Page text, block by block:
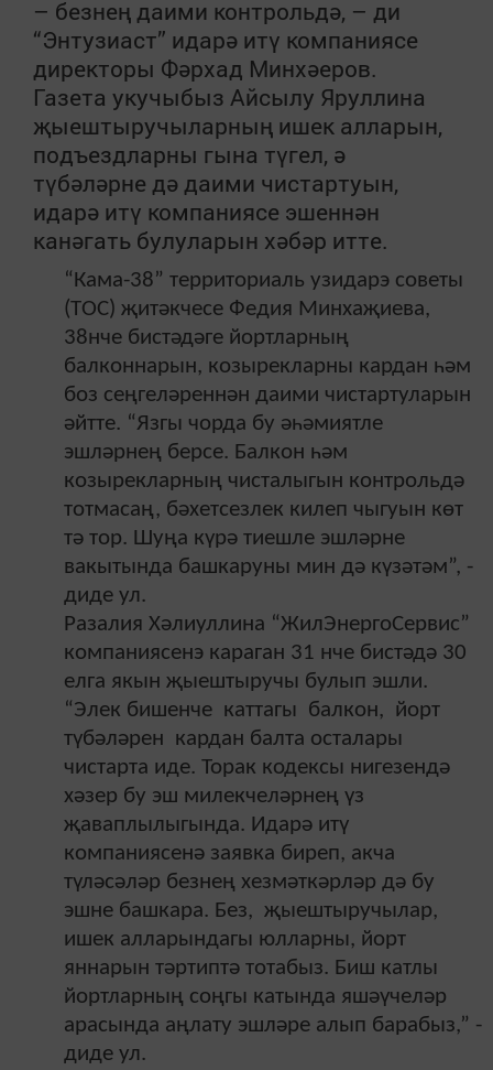
– безнең даими контрольдә, – ди
“Энтузиаст” идарә итү компаниясе
директоры Фәрхад Минхәеров.
Газета укучыбыз Айсылу Яруллина
җыештыручыларның ишек алларын,
подъездларны гына түгел, ә
түбәләрне дә даими чистартуын,
идарә итү компаниясе эшеннән
канәгать булуларын хәбәр итте.
“Кама-38” территориаль узидарэ советы
(ТОС) җитәкчесе Федия Минхаҗиева,
38нче бистәдәге йортларның
балконнарын, козырекларны кардан һәм
боз сеңгеләреннән даими чистартуларын
әйтте. “Язгы чорда бу әһәмиятле
эшләрнең берсе. Балкон һәм
козырекларның чисталыгын контрольдә
тотмасаң, бәхетсезлек килеп чыгуын көт
тә тор. Шуңа күрә тиешле эшләрне
вакытында башкаруны мин дә күзәтәм”, -
диде ул.
Разалия Хәлиуллина “ЖилЭнергоСервис”
компаниясенэ караган 31 нче бистәдә 30
елга якын җыештыручы булып эшли.
“Элек бишенче каттагы балкон, йорт
түбәләрен кардан балта осталары
чистарта иде. Торак кодексы нигезендә
хәзер бу эш милекчеләрнең үз
җаваплылыгында. Идарә итү
компаниясенә заявка биреп, акча
түләсәләр безнең хезмәткәрләр дә бу
эшне башкара. Без, җыештыручылар,
ишек алларындагы юлларны, йорт
яннарын тәртиптә тотабыз. Биш катлы
йортларның соңгы катында яшәүчеләр
арасында аңлату эшләре алып барабыз,” -
диде ул.